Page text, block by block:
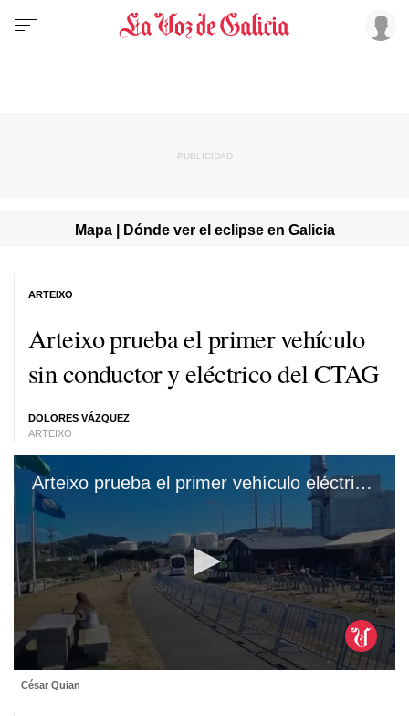
Mapa | Dónde ver el eclipse en Galicia
Arteixo prueba el primer vehículo
sin conductor y eléctrico del CTAG
DOLORES VÁZQUEZ
ARTEIXO
ARTEIXO
Arteixo prueba el primer vehículo eléctrico y autónomo del CTAG
seconds
César Quian